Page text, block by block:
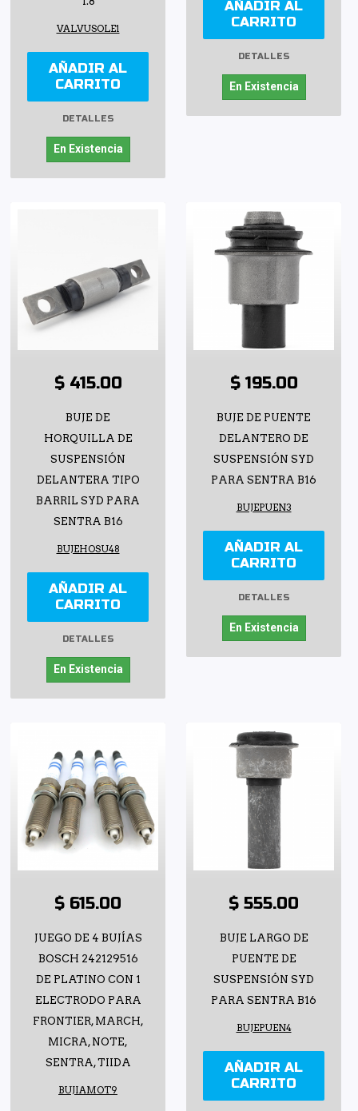
VALVUSOLE1
AÑADIR AL
CARRITO
DETALLES
En Existencia
AÑADIR AL
CARRITO
DETALLES
En Existencia
$ 415.00
BUJE DE
HORQUILLA DE
SUSPENSIÓN
DELANTERA TIPO
BARRIL SYD PARA
SENTRA B16
BUJEHOSU48
AÑADIR AL
CARRITO
DETALLES
En Existencia
$ 195.00
BUJE DE PUENTE
DELANTERO DE
SUSPENSIÓN SYD
PARA SENTRA B16
BUJEPUEN3
AÑADIR AL
CARRITO
DETALLES
En Existencia
$ 615.00
JUEGO DE 4 BUJÍAS
BOSCH 242129516
DE PLATINO CON 1
ELECTRODO PARA
FRONTIER, MARCH,
MICRA, NOTE,
SENTRA, TIIDA
BUJIAMOT9
$ 555.00
BUJE LARGO DE
PUENTE DE
SUSPENSIÓN SYD
PARA SENTRA B16
BUJEPUEN4
AÑADIR AL
CARRITO